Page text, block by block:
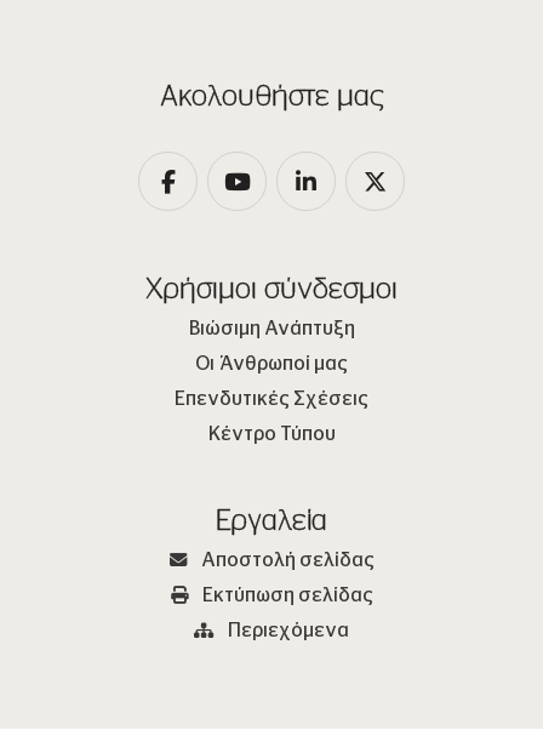
Ακολουθήστε μας
Χρήσιμοι σύνδεσμοι
Βιώσιμη Ανάπτυξη
Οι Άνθρωποί μας
Επενδυτικές Σχέσεις
Κέντρο Τύπου
Εργαλεία
Αποστολή σελίδας
Εκτύπωση σελίδας
Περιεχόμενα